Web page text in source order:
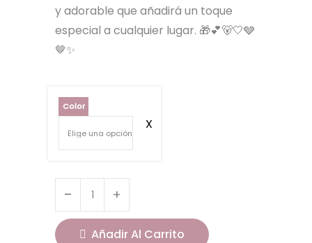
y adorable que añadirá un toque
especial a cualquier lugar. 🎁💕🐻🤍🩶
🤎✨
Color
Añadir Al Carrito